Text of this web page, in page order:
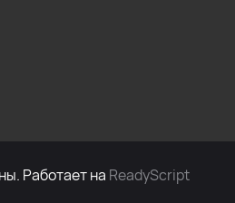
Работает на ReadyScript